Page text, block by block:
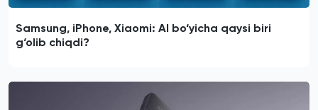
Samsung, iPhone, Xiaomi: AI bo‘yicha qaysi biri
g‘olib chiqdi?